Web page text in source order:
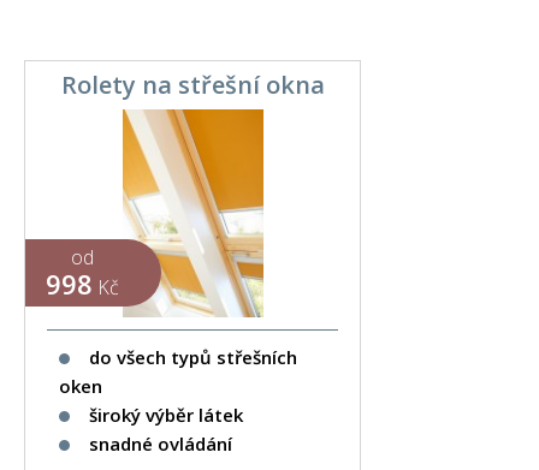
Rolety na střešní okna
od
998 Kč
do všech typů střešních
oken
široký výběr látek
snadné ovládání